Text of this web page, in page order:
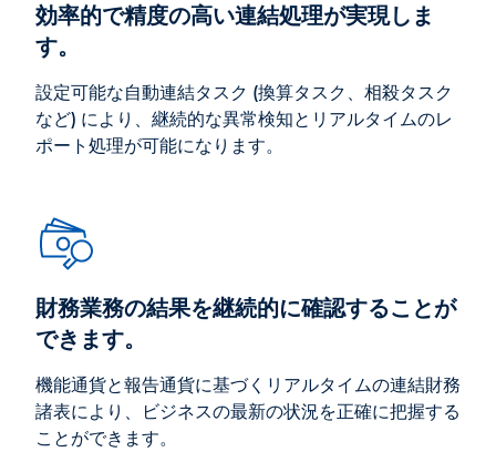
効率的で精度の高い連結処理が実現しま
す。
設定可能な自動連結タスク (換算タスク、相殺タスク
など) により、継続的な異常検知とリアルタイムのレ
ポート処理が可能になります。
財務業務の結果を継続的に確認することが
できます。
機能通貨と報告通貨に基づくリアルタイムの連結財務
諸表により、ビジネスの最新の状況を正確に把握する
ことができます。